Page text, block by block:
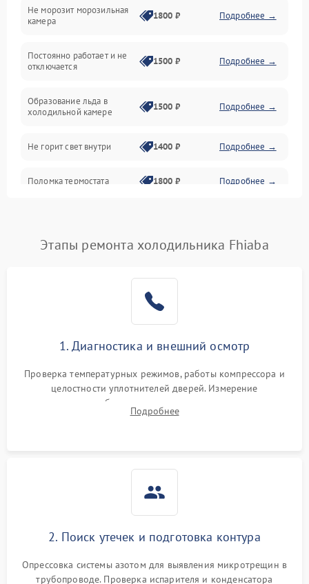
Дренаж
Не морозит морозильная
камера
1800 ₽ Подробнее →
Постоянно работает и не
отключается
1500 ₽ Подробнее →
Образование льда в
холодильной камере
1500 ₽ Подробнее →
Не горит свет внутри 1400 ₽ Подробнее →
Поломка термостата 1800 ₽ Подробнее →
Поломка системы No Frost 2600 ₽ Подробнее →
работе
2000 ₽ Подробнее →
1000 ₽
1800 ₽
Этапы ремонта холодильника Fhiaba
1. Диагностика и внешний осмотр
Проверка температурных режимов, работы компрессора и
целостности уплотнителей дверей. Измерение
сопротивления обмоток мотора, проверка термостата и
считывание кодов ошибок с электронного дисплея.
Подробнее
2. Поиск утечек и подготовка контура
Опрессовка системы азотом для выявления микротрещин в
трубопроводе. Проверка испарителя и конденсатора